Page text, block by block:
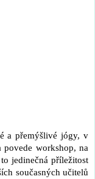
a přemýšlivé jógy, v
workshop, na
jedinečná příležitost
současných učitelů